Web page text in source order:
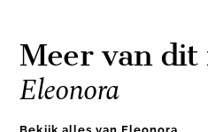
Meer van dit
Eleonora